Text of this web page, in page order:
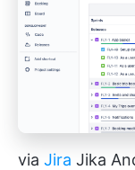
via Jira Jika